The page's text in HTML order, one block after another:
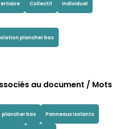
Collectif Individuel
plancher bas
au document / Mots
plancher bas Panneaux isolants